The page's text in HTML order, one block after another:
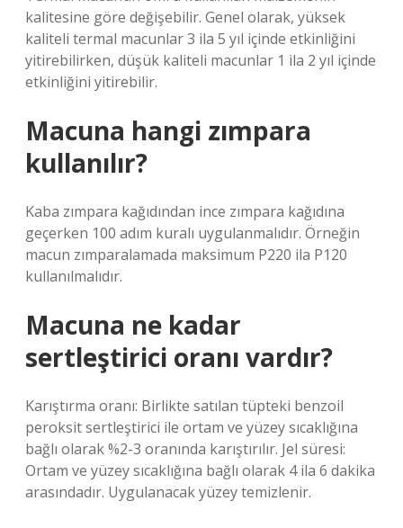
kalitesine göre değişebilir. Genel olarak, yüksek
kaliteli termal macunlar 3 ila 5 yıl içinde etkinliğini
yitirebilirken, düşük kaliteli macunlar 1 ila 2 yıl içinde
etkinliğini yitirebilir.
Macuna hangi zımpara
kullanılır?
Kaba zımpara kağıdından ince zımpara kağıdına
geçerken 100 adım kuralı uygulanmalıdır. Örneğin
macun zımparalamada maksimum P220 ila P120
kullanılmalıdır.
Macuna ne kadar
sertleştirici oranı vardır?
Karıştırma oranı: Birlikte satılan tüpteki benzoil
peroksit sertleştirici ile ortam ve yüzey sıcaklığına
bağlı olarak %2-3 oranında karıştırılır. Jel süresi:
Ortam ve yüzey sıcaklığına bağlı olarak 4 ila 6 dakika
arasındadır. Uygulanacak yüzey temizlenir.